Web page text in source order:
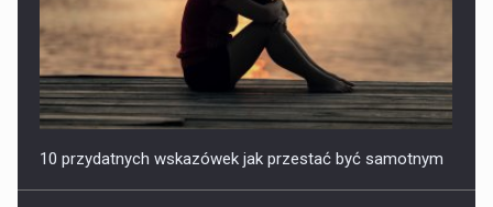
10 przydatnych wskazówek jak przestać być samotnym